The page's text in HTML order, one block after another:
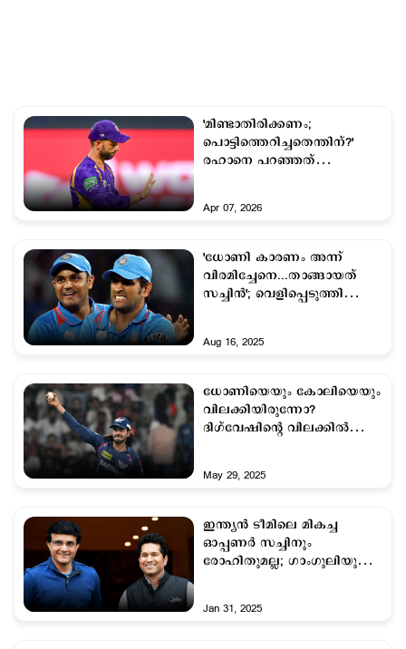
'മിണ്ടാതിരിക്കണം;
പൊട്ടിത്തെറിച്ചതെന്തിന്?'
രഹാനെ പറഞ്ഞത്
Apr 07, 2026
'ധോണി കാരണം അന്ന്
വിരമിച്ചേനെ...താങ്ങായത്
സച്ചിന്‍'; വെളിപ്പെടുത്തി
Aug 16, 2025
ധോണിയെയും കോലിയെയും
വിലക്കിയിരുന്നോ?
ദിഗ്‍വേഷിന്‍റെ വിലക്കില്‍
May 29, 2025
ഇന്ത്യന്‍ ടീമിലെ മികച്ച
ഓപ്പണര്‍ സച്ചിനും
രോഹിതുമല്ല; ഗാംഗുലിയുടെ
Jan 31, 2025